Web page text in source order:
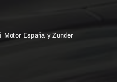
Motor España y Zunder